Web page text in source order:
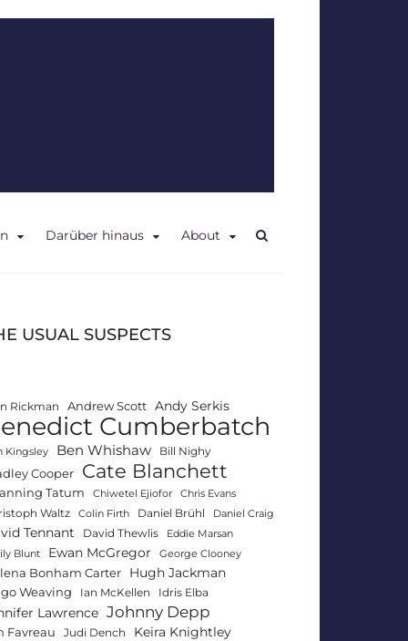
Darüber hinaus About
USUAL SUSPECTS
Rickman Andrew Scott Andy Serkis
Cumberbatch
Kingsley Ben Whishaw Bill Nighy
Cooper Cate Blanchett
Tatum Chiwetel Ejiofor Chris Evans
Waltz Colin Firth Daniel Brühl Daniel Craig
Tennant David Thewlis
Eddie Marsan
Blunt
Ewan McGregor George Clooney
Bonham Carter Hugh Jackman
Weaving Ian McKellen Idris Elba
Lawrence Johnny Depp
Favreau Judi Dench
Keira Knightley